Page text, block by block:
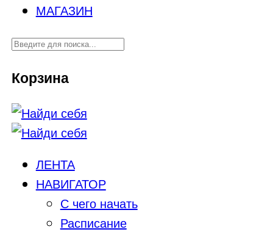
МАГАЗИН
Корзина
ЛЕНТА
НАВИГАТОР
С чего начать
Расписание